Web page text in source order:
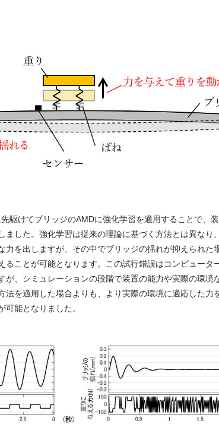
駆けてブリッジのAMDに強化学習を適用することで、
ました。強化学習は従来の理論に基づく方法とは異なり
を出しますが、その中でブリッジの揺れが抑えられた
ることが可能となります。この試行錯誤はコンピュータ
が、シミュレーションの段階で装置の能力や実際の環境
法を適用した場合よりも、より実際の環境に適応した力
能となりました。